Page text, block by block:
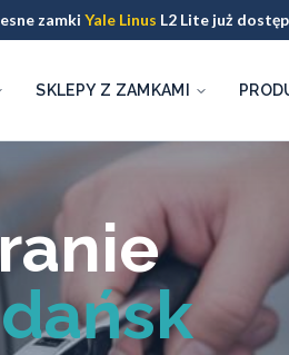
zamki Yale Linus L2 Lite już
SKLEPY Z ZAMKAMI